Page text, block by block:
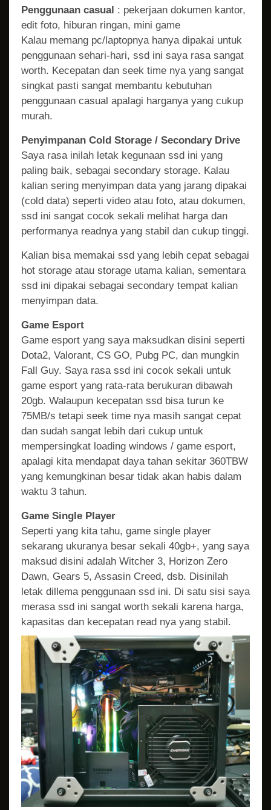
Penggunaan casual : pekerjaan dokumen kantor,
edit foto, hiburan ringan, mini game
Kalau memang pc/laptopnya hanya dipakai untuk
penggunaan sehari-hari, ssd ini saya rasa sangat
worth. Kecepatan dan seek time nya yang sangat
singkat pasti sangat membantu kebutuhan
penggunaan casual apalagi harganya yang cukup
murah.
Penyimpanan Cold Storage / Secondary Drive
Saya rasa inilah letak kegunaan ssd ini yang
paling baik, sebagai secondary storage. Kalau
kalian sering menyimpan data yang jarang dipakai
(cold data) seperti video atau foto, atau dokumen,
ssd ini sangat cocok sekali melihat harga dan
performanya readnya yang stabil dan cukup tinggi.
Kalian bisa memakai ssd yang lebih cepat sebagai
hot storage atau storage utama kalian, sementara
ssd ini dipakai sebagai secondary tempat kalian
menyimpan data.
Game Esport
Game esport yang saya maksudkan disini seperti
Dota2, Valorant, CS GO, Pubg PC, dan mungkin
Fall Guy. Saya rasa ssd ini cocok sekali untuk
game esport yang rata-rata berukuran dibawah
20gb. Walaupun kecepatan ssd bisa turun ke
75MB/s tetapi seek time nya masih sangat cepat
dan sudah sangat lebih dari cukup untuk
mempersingkat loading windows / game esport,
apalagi kita mendapat daya tahan sekitar 360TBW
yang kemungkinan besar tidak akan habis dalam
waktu 3 tahun.
Game Single Player
Seperti yang kita tahu, game single player
sekarang ukuranya besar sekali 40gb+, yang saya
maksud disini adalah Witcher 3, Horizon Zero
Dawn, Gears 5, Assasin Creed, dsb. Disinilah
letak dillema penggunaan ssd ini. Di satu sisi saya
merasa ssd ini sangat worth sekali karena harga,
kapasitas dan kecepatan read nya yang stabil.